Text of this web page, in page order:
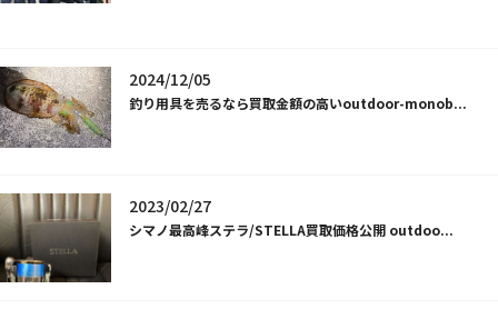
2024/12/05
釣り用具を売るなら買取金額の高いoutdoor-monob...
2023/02/27
シマノ最高峰ステラ/STELLA買取価格公開 outdoo...